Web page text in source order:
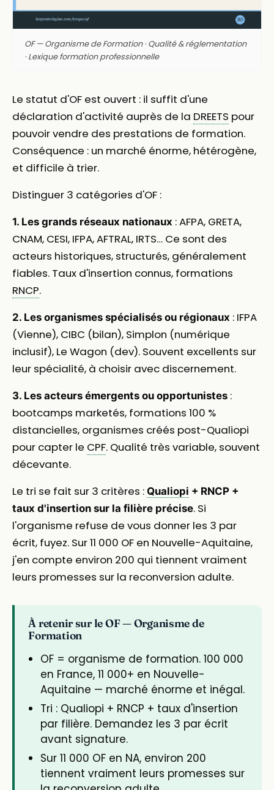
OF — Organisme de Formation · Qualité & réglementation
· Lexique formation professionnelle
Le statut d'OF est ouvert : il suffit d'une
déclaration d'activité auprès de la DREETS pour
pouvoir vendre des prestations de formation.
Conséquence : un marché énorme, hétérogène,
et difficile à trier.
Distinguer 3 catégories d'OF :
1. Les grands réseaux nationaux : AFPA, GRETA,
CNAM, CESI, IFPA, AFTRAL, IRTS… Ce sont des
acteurs historiques, structurés, généralement
fiables. Taux d'insertion connus, formations
RNCP.
2. Les organismes spécialisés ou régionaux : IFPA
(Vienne), CIBC (bilan), Simplon (numérique
inclusif), Le Wagon (dev). Souvent excellents sur
leur spécialité, à choisir avec discernement.
3. Les acteurs émergents ou opportunistes :
bootcamps marketés, formations 100 %
distancielles, organismes créés post-Qualiopi
pour capter le CPF. Qualité très variable, souvent
décevante.
Le tri se fait sur 3 critères : Qualiopi + RNCP +
taux d'insertion sur la filière précise. Si
l'organisme refuse de vous donner les 3 par
écrit, fuyez. Sur 11 000 OF en Nouvelle-Aquitaine,
j'en compte environ 200 qui tiennent vraiment
leurs promesses sur la reconversion adulte.
À retenir sur le OF — Organisme de
Formation
OF = organisme de formation. 100 000
en France, 11 000+ en Nouvelle-
Aquitaine — marché énorme et inégal.
Tri : Qualiopi + RNCP + taux d'insertion
par filière. Demandez les 3 par écrit
avant signature.
Sur 11 000 OF en NA, environ 200
tiennent vraiment leurs promesses sur